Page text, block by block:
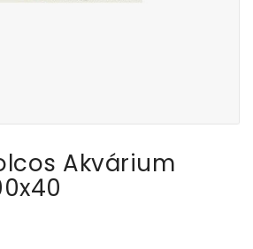
Akvárium